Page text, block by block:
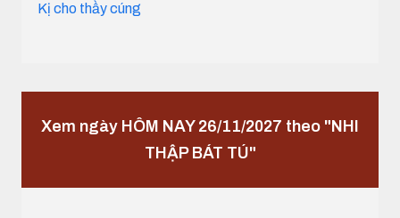
Kị cho thầy cúng
Xem ngày HÔM NAY 26/11/2027 theo "NHI
THẬP BÁT TÚ"